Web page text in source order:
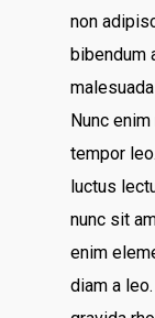
non
bibendum
Nunc
tempor
luctus
nunc sit
enim
diam a